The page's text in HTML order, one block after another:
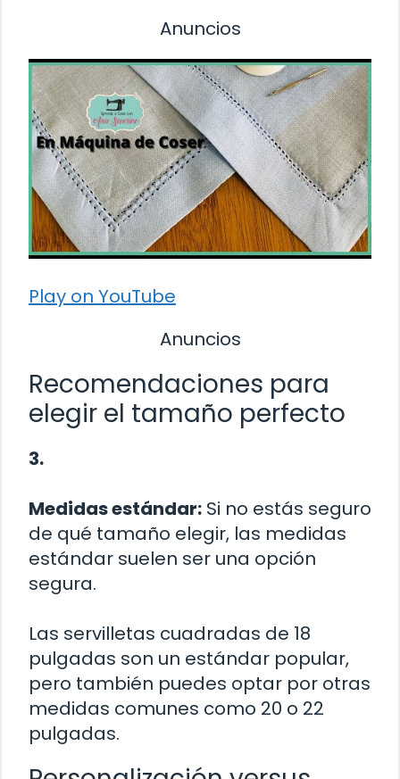
Anuncios
Play on YouTube
Anuncios
Recomendaciones para
elegir el tamaño perfecto
3.
Medidas estándar: Si no estás seguro
de qué tamaño elegir, las medidas
estándar suelen ser una opción
segura.
Las servilletas cuadradas de 18
pulgadas son un estándar popular,
pero también puedes optar por otras
medidas comunes como 20 o 22
pulgadas.